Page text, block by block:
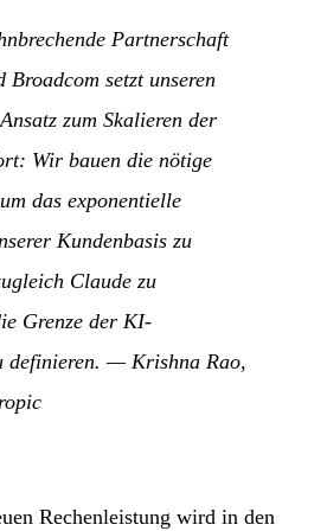
Partnerschaft
Broadcom setzt unseren
zum Skalieren der
Wir bauen die nötige
das exponentielle
Kundenbasis zu
Claude zu
Grenze der KI-
definieren. — Krishna Rao,
Rechenleistung wird in den